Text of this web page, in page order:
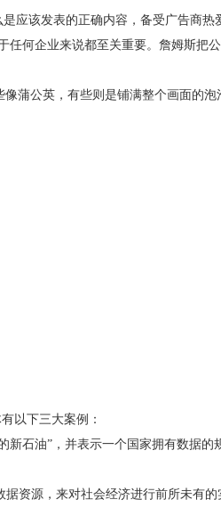
应该发表的正确内容，备受广告商热
何企业来说都至关重要。詹姆斯把
蒲公英，有些则是铺满整个画面的泡
以下三大案例：
新石油”，并表示一个国家拥有数据的
资源，来对社会经济进行前所未有